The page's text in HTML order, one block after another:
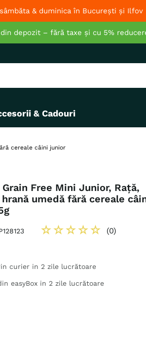
& duminica în București și Ilfov
depozit – fără taxe și cu 5%
& Cadouri
cereale câini junior
Grain Free Mini Junior, Rață,
umedă fără cereale
☆☆☆☆☆ (0)
curier in 2 zile lucrătoare
easyBox in 2 zile lucrătoare